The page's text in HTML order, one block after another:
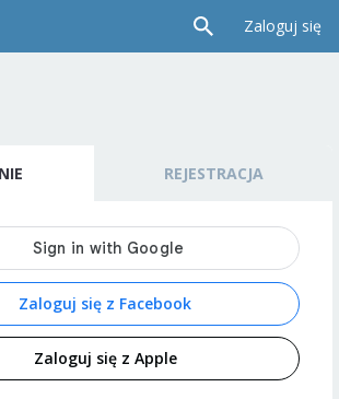
Zaloguj się
REJESTRACJA
Zaloguj się z Facebook
Zaloguj się z Apple